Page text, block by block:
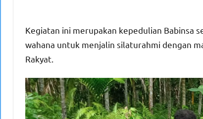
Kegiatan ini merupakan kepedulian Babinsa
wahana untuk menjalin silaturahmi dengan
Rakyat.